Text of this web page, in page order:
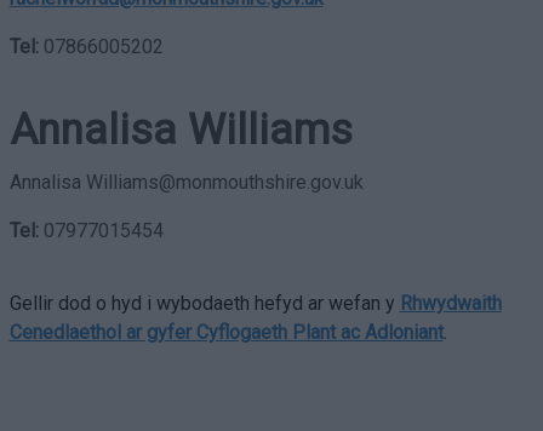
Tel:07866005202
Annalisa Williams
Annalisa Williams@monmouthshire.gov.uk
Tel:07977015454
Gellir dod o hyd i wybodaeth hefyd ar wefan y Rhwydwaith
Cenedlaethol ar gyfer Cyflogaeth Plant ac Adloniant.